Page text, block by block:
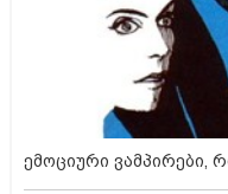
ემოციური ვამპირები,